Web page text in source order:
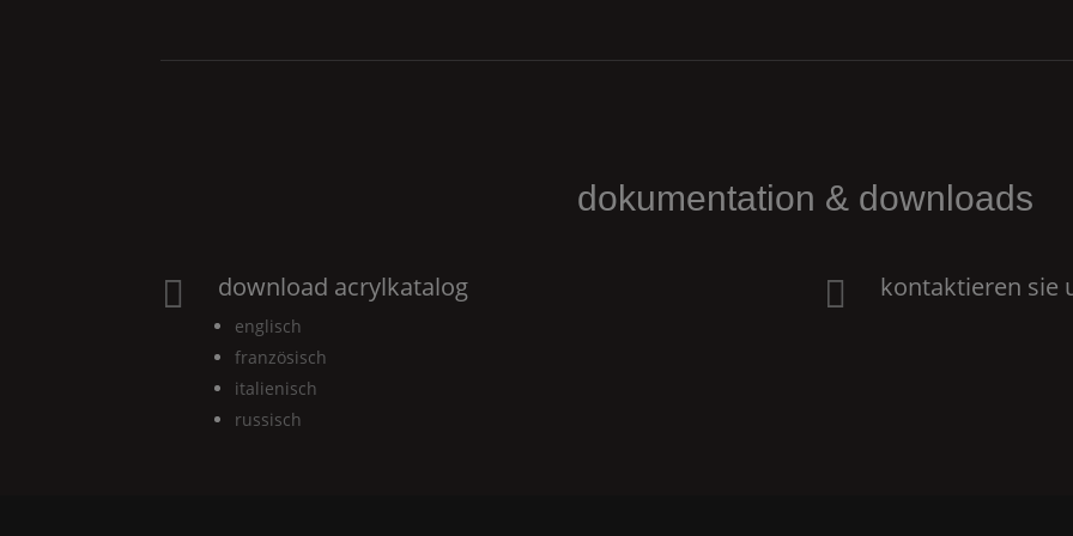
dokumentation & downloads
 download acrylkatalog
englisch
französisch
italienisch
russisch
 kontaktieren sie